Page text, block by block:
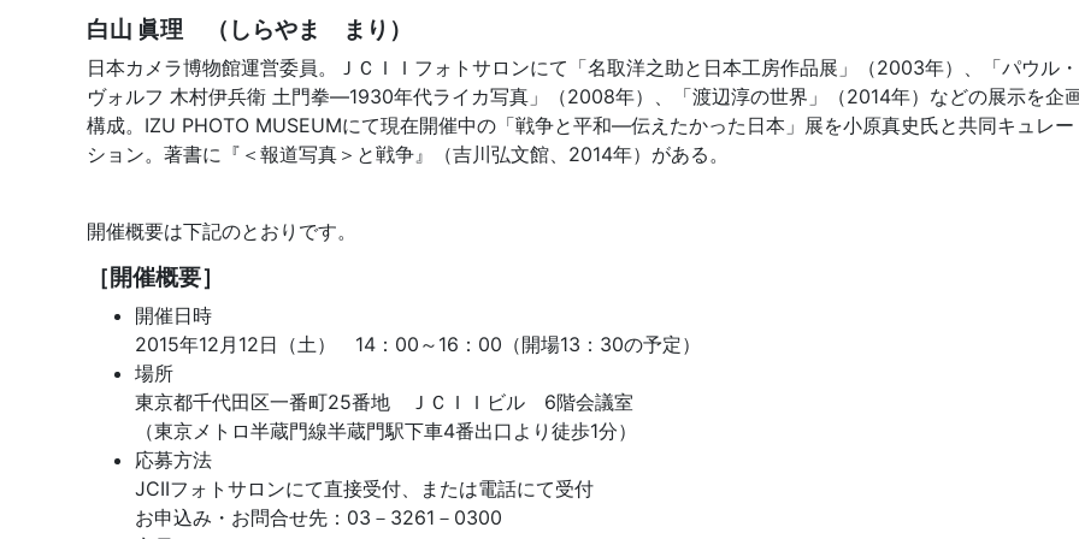
白山 眞理 （しらやま まり）
日本カメラ博物館運営委員。ＪＣＩＩフォトサロンにて「名取洋之助と日本工房作品展」（2003年）、「パウル・
ヴォルフ 木村伊兵衛 土門拳―1930年代ライカ写真」（2008年）、「渡辺淳の世界」（2014年）などの展示を企
構成。IZU PHOTO MUSEUMにて現在開催中の「戦争と平和―伝えたかった日本」展を小原真史氏と共同キュレー
ション。著書に『＜報道写真＞と戦争』（吉川弘文館、2014年）がある。
開催概要は下記のとおりです。
［開催概要］
開催日時
2015年12月12日（土） 14：00～16：00（開場13：30の予定）
場所
東京都千代田区一番町25番地 ＪＣＩＩビル 6階会議室
（東京メトロ半蔵門線半蔵門駅下車4番出口より徒歩1分）
応募方法
JCIIフォトサロンにて直接受付、または電話にて受付
お申込み・お問合せ先：03－3261－0300